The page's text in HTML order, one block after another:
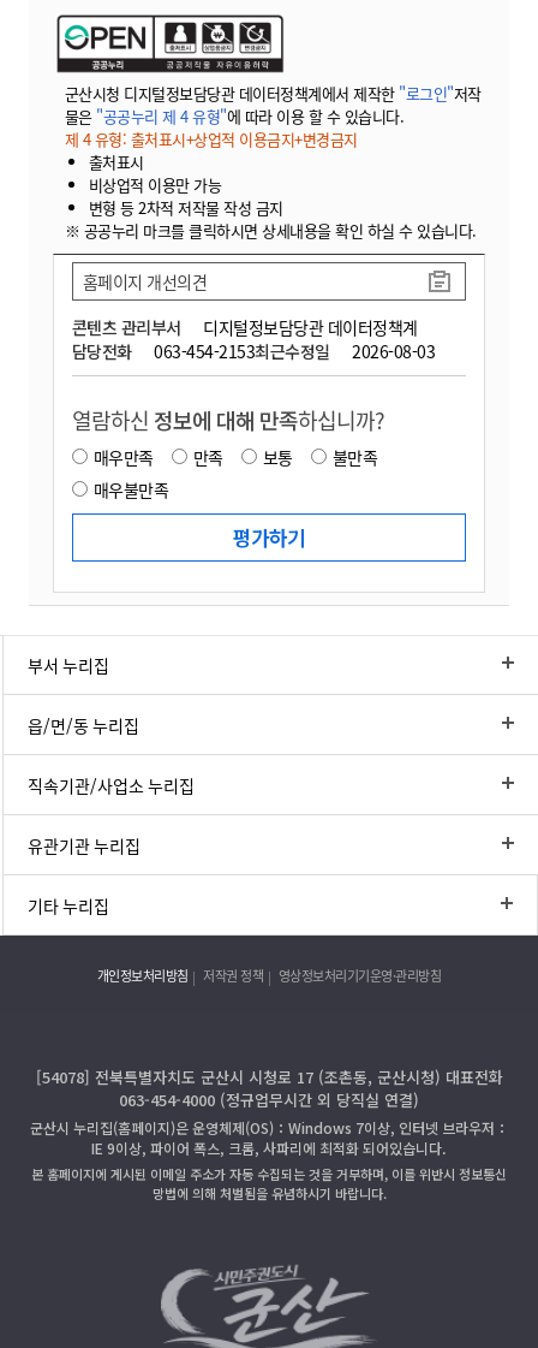
군산시청 디지털정보담당관 데이터정책계에서 제작한 "로그인"저작
물은 "공공누리 제 4 유형"에 따라 이용 할 수 있습니다.
제 4 유형: 출처표시+상업적 이용금지+변경금지
출처표시
비상업적 이용만 가능
변형 등 2차적 저작물 작성 금지
※ 공공누리 마크를 클릭하시면 상세내용을 확인 하실 수 있습니다.
콘텐츠 관리부서
디지털정보담당관 데이터정책계
담당전화
063-454-2153최근수정일 2026-08-03
홈페이지 개선의견
열람하신 정보에 대해 만족하십니까?
매우만족 만족 보통
불만족
매우불만족
부서 누리집
읍/면/동 누리집
직속기관/사업소 누리집
유관기관 누리집
기타 누리집
개인정보처리방침 저작권 정책 영상정보처리기기운영·관리방침
[54078] 전북특별자치도 군산시 시청로 17 (조촌동, 군산시청) 대표전화
063-454-4000 (정규업무시간 외 당직실 연결)
군산시 누리집(홈페이지)은 운영체제(OS)：Windows 7이상, 인터넷 브라우저：
IE 9이상, 파이어 폭스, 크롬, 사파리에 최적화 되어있습니다.
본 홈페이지에 게시된 이메일 주소가 자동 수집되는 것을 거부하며, 이를 위반시 정보통신
망법에 의해 처벌됨을 유념하시기 바랍니다.